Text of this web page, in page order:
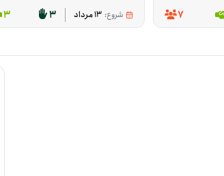
7 شروع: 13 مرداد 3
3